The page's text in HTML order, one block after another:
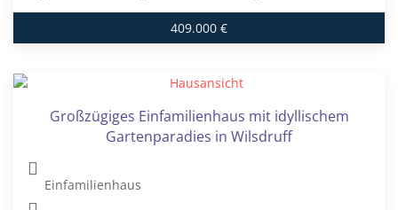
409.000 €
Großzügiges Einfamilienhaus mit idyllischem
Gartenparadies in Wilsdruff
Einfamilienhaus